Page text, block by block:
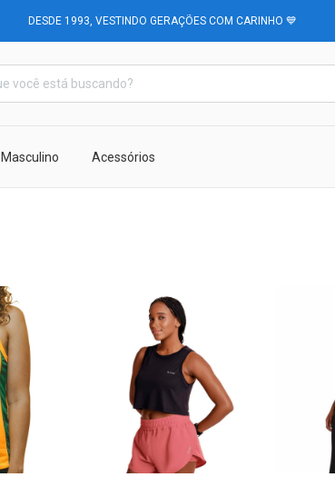
DESDE 1993, VESTINDO GERAÇÕES COM CARINHO 💙
Masculino Acessórios